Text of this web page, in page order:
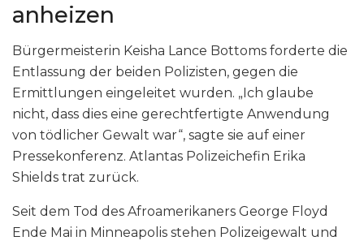
anheizen
Bürgermeisterin Keisha Lance Bottoms forderte die
Entlassung der beiden Polizisten, gegen die
Ermittlungen eingeleitet wurden. „Ich glaube
nicht, dass dies eine gerechtfertigte Anwendung
von tödlicher Gewalt war“, sagte sie auf einer
Pressekonferenz. Atlantas Polizeichefin Erika
Shields trat zurück.
Seit dem Tod des Afroamerikaners George Floyd
Ende Mai in Minneapolis stehen Polizeigewalt und